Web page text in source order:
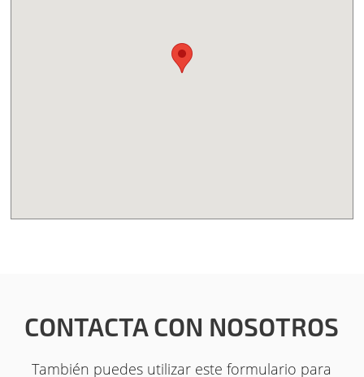
CONTACTA CON NOSOTROS
También puedes utilizar este formulario para